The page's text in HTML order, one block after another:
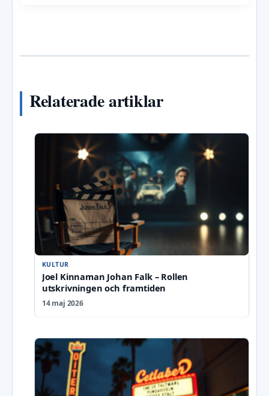
Relaterade artiklar
KULTUR
Joel Kinnaman Johan Falk – Rollen
utskrivningen och framtiden
14 maj 2026